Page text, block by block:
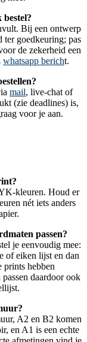
Bij een ontwerp
ter goedkeuring; pas
de zekerheid een
whatsapp bericht.
mail, live-chat of
(zie deadlines) is,
voor je aan.
kleuren. Houd er
nét iets anders
passen?
je eenvoudig mee:
of eiken lijst en dan
hebben
daardoor ook
A2 en B2 komen
en A1 is een echte